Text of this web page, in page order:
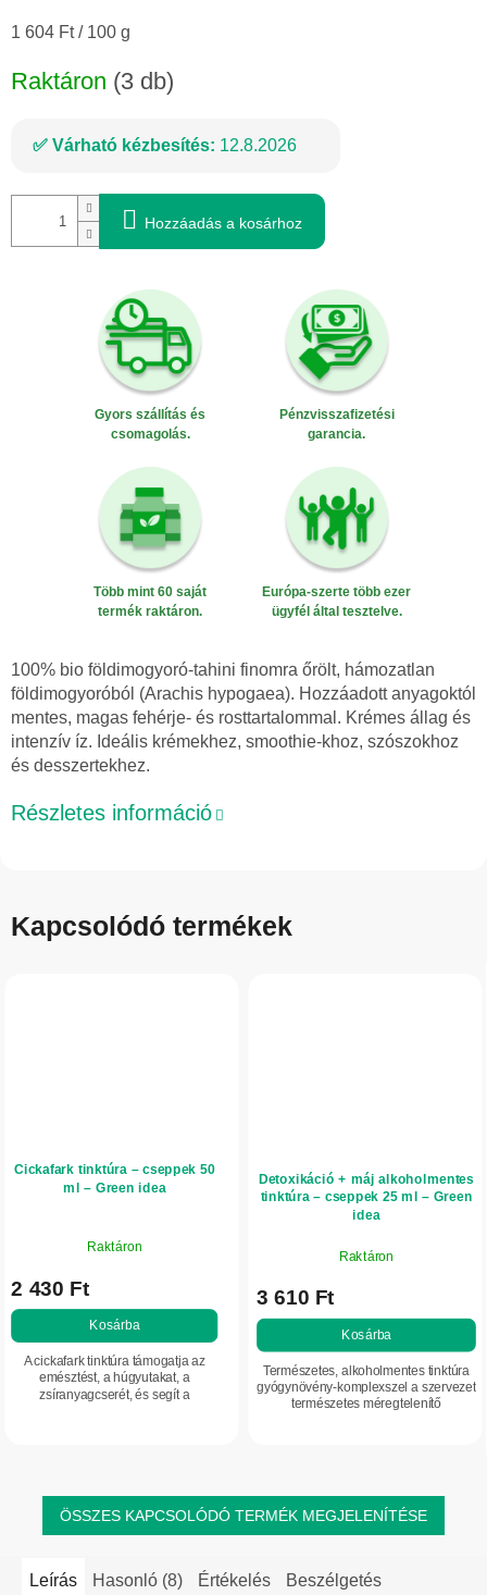
Egységár:
1 604 Ft / 100 g
Raktáron (3 db)
Várható kézbesítés: 12.8.2026
Hozzáadás a kosárhoz
Gyors szállítás és
csomagolás.
Pénzvisszafizetési
garancia.
Több mint 60 saját
termék raktáron.
Európa-szerte több ezer
ügyfél által tesztelve.
100% bio földimogyoró-tahini finomra őrölt, hámozatlan
földimogyoróból (Arachis hypogaea). Hozzáadott anyagoktól
mentes, magas fehérje- és rosttartalommal. Krémes állag és
intenzív íz. Ideális krémekhez, smoothie-khoz, szószokhoz
és desszertekhez.
Részletes információ
Kapcsolódó termékek
Cickafark tinktúra – cseppek 50
ml – Green idea
Raktáron
2 430 Ft
Kosárba
A cickafark tinktúra támogatja az
emésztést, a húgyutakat, a
zsíranyagcserét, és segít a
Detoxikáció + máj alkoholmentes
tinktúra – cseppek 25 ml – Green
idea
Raktáron
3 610 Ft
Kosárba
Természetes, alkoholmentes tinktúra
gyógynövény-komplexszel a szervezet
természetes méregtelenítő
ÖSSZES KAPCSOLÓDÓ TERMÉK MEGJELENÍTÉSE
Leírás Hasonló (8) Értékelés Beszélgetés